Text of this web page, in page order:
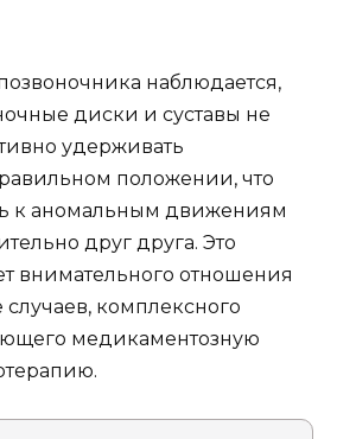
наблюдается,
диски и суставы не
удерживать
положении, что
к аномальным движениям
друг друга. Это
внимательного отношения
комплексного
медикаментозную